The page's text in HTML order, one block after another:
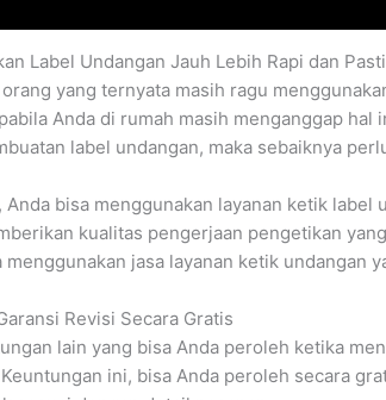
Label Undangan Jauh Lebih Rapi dan
yang ternyata masih ragu
Anda di rumah masih menganggap
label undangan, maka sebaiknya
Anda bisa menggunakan layanan ketik
kualitas pengerjaan pengetikan
menggunakan jasa layanan ketik undangan
Revisi Secara Gratis
lain yang bisa Anda peroleh ketika
ini, bisa Anda peroleh secara